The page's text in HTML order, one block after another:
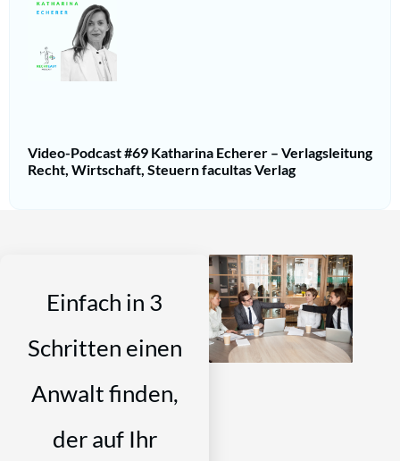
Video-Podcast #69 Katharina Echerer – Verlagsleitung
Recht, Wirtschaft, Steuern facultas Verlag
Einfach in 3
Schritten einen
Anwalt finden,
der auf Ihr